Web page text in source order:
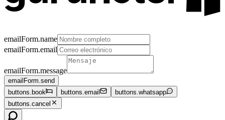
emailForm.name
emailForm.email
emailForm.message
emailForm.send
buttons.book
buttons.email
buttons.whatsapp
buttons.cancel